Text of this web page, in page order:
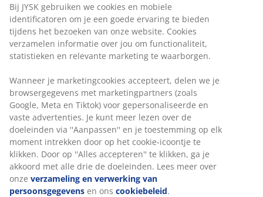
Creëer 'hygge' met mooie verlichting
Licht is niet zomaar licht. Met de juiste lampen creëer
je een huis vol sfeer. In de winter is het verleidelijk om
je terug te trekken en binnen te blijven. Aangezien het
vroeg donker is, heb je weinig natuurlijk licht dat door
de ramen naar binnen komt. Maak het daarom extra
gezellig met mooie verlichting. Kies voor meerdere
lichtbronnen in plaats van één grote plafondlamp.
Bij JYSK gebruiken we cookies en mobiele
identificatoren om je een goede ervaring te bieden
tijdens het bezoeken van onze website. Cookies
verzamelen informatie over jou om functionaliteit,
statistieken en relevante marketing te waarborgen.
Wanneer je marketingcookies accepteert, delen we je
browsergegevens met marketingpartners (zoals
Google, Meta en Tiktok) voor gepersonaliseerde en
vaste advertenties. Je kunt meer lezen over de
doeleinden via ''Aanpassen'' en je toestemming op elk
moment intrekken door op het cookie-icoontje te
klikken. Door op ''Alles accepteren'' te klikken, ga je
akkoord met alle drie de doeleinden. Lees meer over
onze verzameling en verwerking van
persoonsgegevens en ons cookiebeleid.